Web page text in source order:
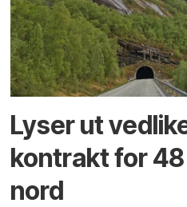
Lyser ut
kontrakt for
nord